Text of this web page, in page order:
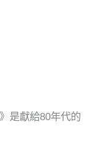
是獻給80年代的